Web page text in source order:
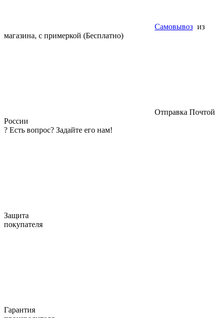
Самовывоз из
магазина, с примеркой (Бесплатно)
Отправка Почтой
России
? Есть вопрос? Задайте его нам!
Защита
покупателя
Гарантия